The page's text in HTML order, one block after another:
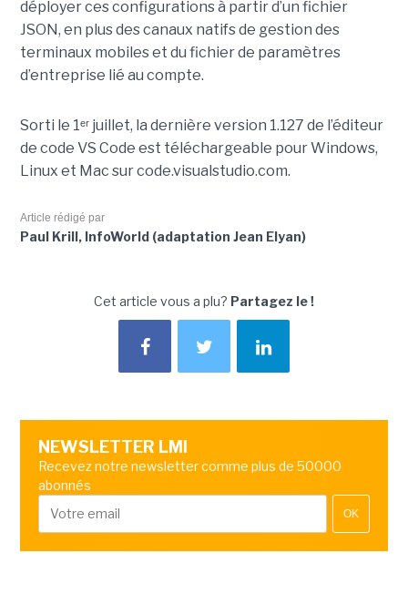
déployer ces configurations à partir d’un fichier
JSON, en plus des canaux natifs de gestion des
terminaux mobiles et du fichier de paramètres
d’entreprise lié au compte.
Sorti le 1ᵉʳ juillet, la dernière version 1.127 de l’éditeur
de code VS Code est téléchargeable pour Windows,
Linux et Mac sur code.visualstudio.com.
Article rédigé par
Paul Krill, InfoWorld (adaptation Jean Elyan)
Cet article vous a plu? Partagez le !
NEWSLETTER LMI
Recevez notre newsletter comme plus de 50000
abonnés
OK